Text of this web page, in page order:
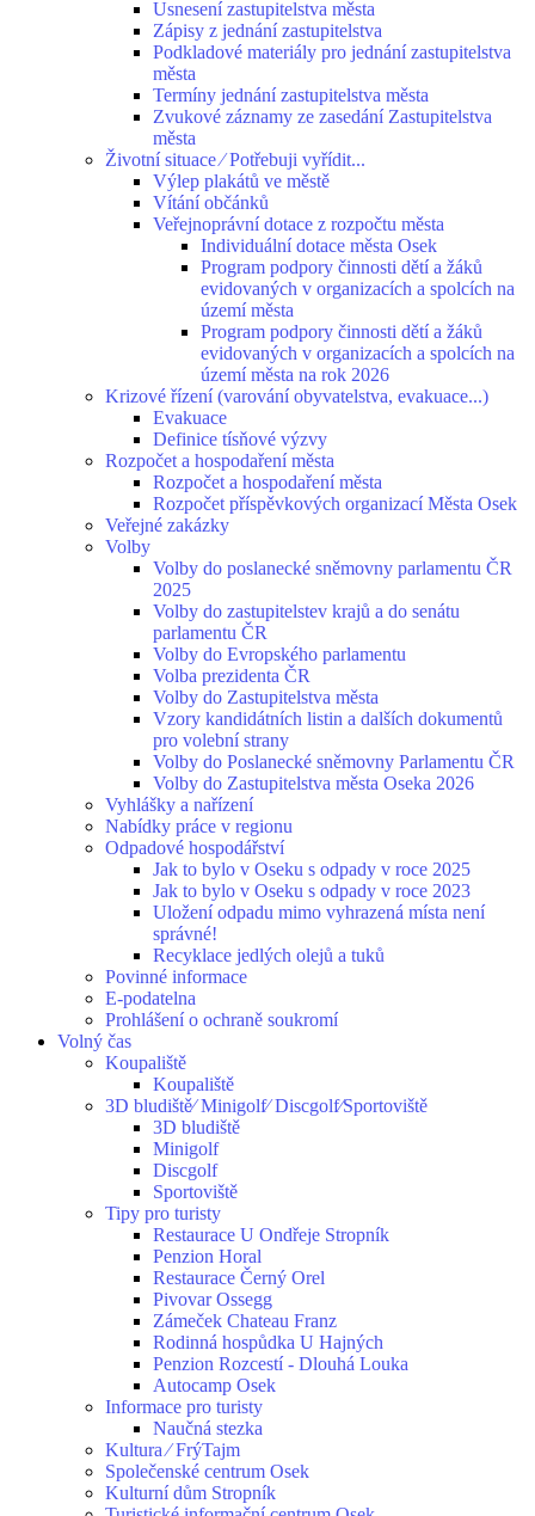
Usnesení zastupitelstva města
Zápisy z jednání zastupitelstva
Podkladové materiály pro jednání zastupitelstva
města
Termíny jednání zastupitelstva města
Zvukové záznamy ze zasedání Zastupitelstva
města
Životní situace ⁄ Potřebuji vyřídit...
Výlep plakátů ve městě
Vítání občánků
Veřejnoprávní dotace z rozpočtu města
Individuální dotace města Osek
Program podpory činnosti dětí a žáků
evidovaných v organizacích a spolcích na
území města
Program podpory činnosti dětí a žáků
evidovaných v organizacích a spolcích na
území města na rok 2026
Krizové řízení (varování obyvatelstva, evakuace...)
Evakuace
Definice tísňové výzvy
Rozpočet a hospodaření města
Rozpočet a hospodaření města
Rozpočet příspěvkových organizací Města Osek
Veřejné zakázky
Volby
Volby do poslanecké sněmovny parlamentu ČR
2025
Volby do zastupitelstev krajů a do senátu
parlamentu ČR
Volby do Evropského parlamentu
Volba prezidenta ČR
Volby do Zastupitelstva města
Vzory kandidátních listin a dalších dokumentů
pro volební strany
Volby do Poslanecké sněmovny Parlamentu ČR
Volby do Zastupitelstva města Oseka 2026
Vyhlášky a nařízení
Nabídky práce v regionu
Odpadové hospodářství
Jak to bylo v Oseku s odpady v roce 2025
Jak to bylo v Oseku s odpady v roce 2023
Uložení odpadu mimo vyhrazená místa není
správné!
Recyklace jedlých olejů a tuků
Povinné informace
E-podatelna
Prohlášení o ochraně soukromí
Volný čas
Koupaliště
Koupaliště
3D bludiště⁄ Minigolf⁄ Discgolf⁄Sportoviště
3D bludiště
Minigolf
Discgolf
Sportoviště
Tipy pro turisty
Restaurace U Ondřeje Stropník
Penzion Horal
Restaurace Černý Orel
Pivovar Ossegg
Zámeček Chateau Franz
Rodinná hospůdka U Hajných
Penzion Rozcestí - Dlouhá Louka
Autocamp Osek
Informace pro turisty
Naučná stezka
Kultura ⁄ FrýTajm
Společenské centrum Osek
Kulturní dům Stropník